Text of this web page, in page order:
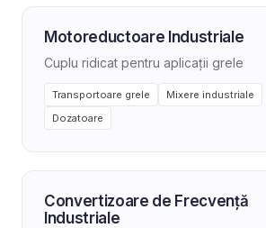
Motoreductoare Industriale
Cuplu ridicat pentru aplicații grele
Transportoare grele
Mixere industriale
Dozatoare
Convertizoare de Frecvență
Industriale